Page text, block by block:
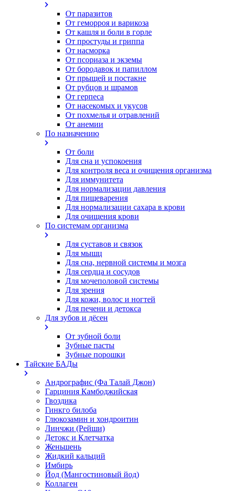
От паразитов
Oт геморроя и варикоза
От кашля и боли в горле
От простуды и гриппа
От насморка
Oт псориаза и экземы
От бородавок и папиллом
От прыщей и постакне
От рубцов и шрамов
От герпеса
От насекомых и укусов
От похмелья и отравлений
От анемии
По назначению
От боли
Для сна и успокоения
Для контроля веса и очищения организма
Для иммунитета
Для нормализации давления
Для пищеварения
Для нормализации сахара в крови
Для очищения крови
По системам организма
Для суставов и связок
Для мышц
Для сна, нервной системы и мозга
Для сердца и сосудов
Для мочеполовой системы
Для зрения
Для кожи, волос и ногтей
Для печени и детокса
Для зубов и дёсен
От зубной боли
Зубные пасты
Зубные порошки
Тайские БАДы
Андрографис (Фа Талай Джон)
Гарциния Камбоджийская
Гвоздика
Гинкго билоба
Глюкозамин и хондроитин
Линчжи (Рейши)
Детокс и Клетчатка
Женьшень
Жидкий кальций
Имбирь
Йод (Мангостиновый йод)
Коллаген